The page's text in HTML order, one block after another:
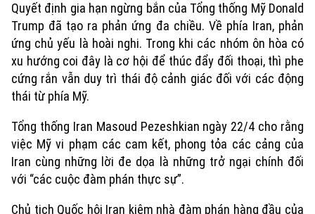
Quyết định gia hạn ngừng bắn của Tổng thống Mỹ Donald
Trump đã tạo ra phản ứng đa chiều. Về phía Iran, phản
ứng chủ yếu là hoài nghi. Trong khi các nhóm ôn hòa có
xu hướng coi đây là cơ hội để thúc đẩy đối thoại, thì phe
cứng rắn vẫn duy trì thái độ cảnh giác đối với các động
thái từ phía Mỹ.
Tổng thống Iran Masoud Pezeshkian ngày 22/4 cho rằng
việc Mỹ vi phạm các cam kết, phong tỏa các cảng của
Iran cùng những lời đe dọa là những trở ngại chính đối
với “các cuộc đàm phán thực sự”.
Chủ tịch Quốc hội Iran kiêm nhà đàm phán hàng đầu của